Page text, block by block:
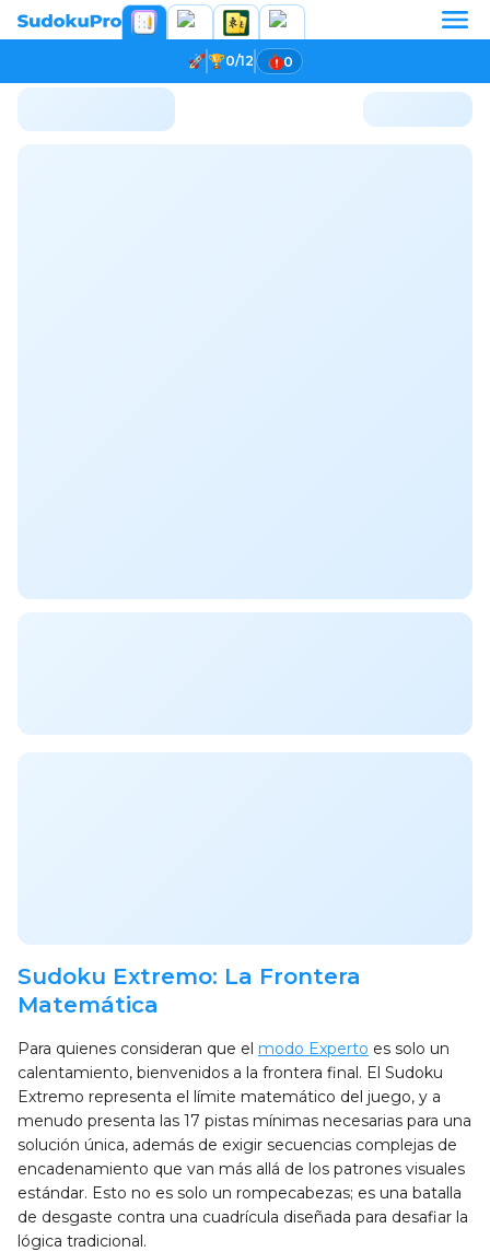
0/12 0
Sudoku Extremo: La Frontera
Matemática
Para quienes consideran que el modo Experto es solo un
calentamiento, bienvenidos a la frontera final. El Sudoku
Extremo representa el límite matemático del juego, y a
menudo presenta las 17 pistas mínimas necesarias para una
solución única, además de exigir secuencias complejas de
encadenamiento que van más allá de los patrones visuales
estándar. Esto no es solo un rompecabezas; es una batalla
de desgaste contra una cuadrícula diseñada para desafiar la
lógica tradicional.